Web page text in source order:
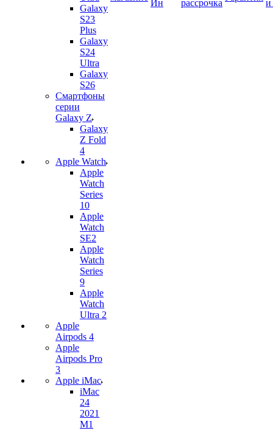
Galaxy
S23
Plus
Galaxy
S24
Ultra
Galaxy
S26
Смартфоны
серии
Galaxy Z
Galaxy
Z Fold
4
Apple Watch
Apple
Watch
Series
10
Apple
Watch
SE2
Apple
Watch
Series
9
Apple
Watch
Ultra 2
Apple
Airpods 4
Apple
Airpods Pro
3
Apple iMac
iMac
24
2021
M1
Ин
рассрочка
и